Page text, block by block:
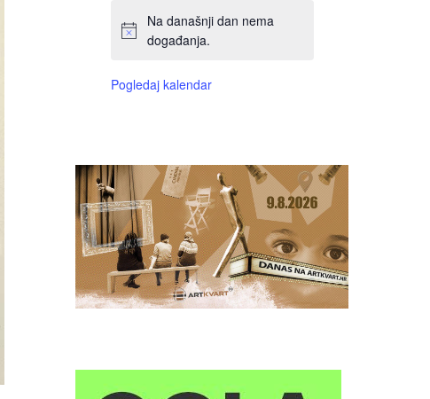
Na današnji dan nema
događanja.
Pogledaj kalendar